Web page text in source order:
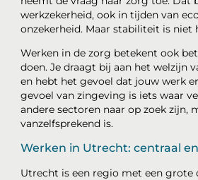
werkzekerheid, ook in tijden van
onzekerheid. Maar stabiliteit is niet
Werken in de zorg betekent ook
doen. Je draagt bij aan het welzijn
en hebt het gevoel dat jouw werk
gevoel van zingeving is iets waar
andere sectoren naar op zoek zijn,
vanzelfsprekend is.
Werken in Utrecht: centraal
Utrecht is een regio met een grote